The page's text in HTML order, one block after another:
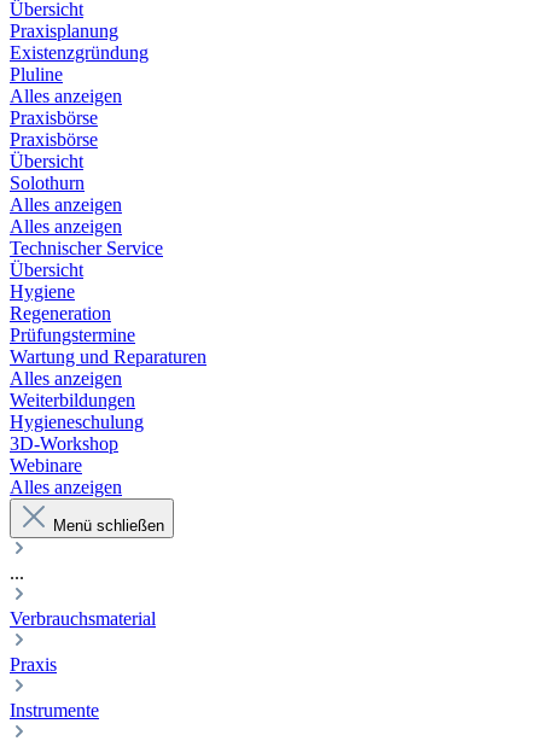
Übersicht
Praxisplanung
Existenzgründung
Pluline
Alles anzeigen
Praxisbörse
Praxisbörse
Übersicht
Solothurn
Alles anzeigen
Alles anzeigen
Technischer Service
Übersicht
Hygiene
Regeneration
Prüfungstermine
Wartung und Reparaturen
Alles anzeigen
Weiterbildungen
Hygieneschulung
3D-Workshop
Webinare
Alles anzeigen
Menü schließen
...
Verbrauchsmaterial
Praxis
Instrumente